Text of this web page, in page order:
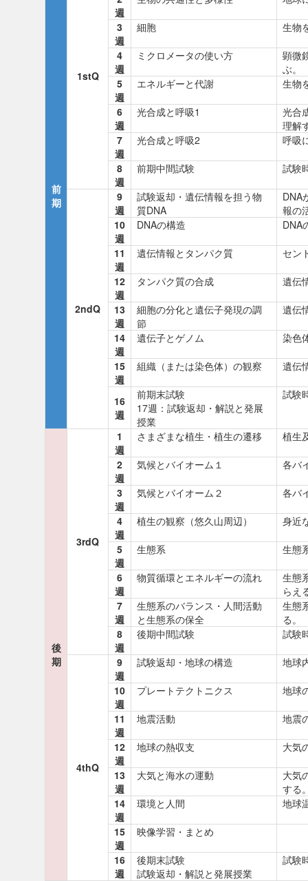
前
期
1stQ
週
3
週
細胞 生物
4
週
ミクロメータの使い方
顕微
ぶ。
5
週
エネルギーと代謝 生物
6
週
光合成と呼吸1
光合
理解
7
週
光合成と呼吸2 呼吸
8
週
前期中間試験 試験
2ndQ
9
週
試験返却・遺伝情報を担う物
質DNA
DNA
報の
10
週
DNAの構造 DNA
11
週
遺伝情報とタンパク質 セン
12
週
タンパク質の合成 遺伝
13
週
細胞の分化と遺伝子発現の調
節
遺伝
14
週
遺伝子とゲノム 染色
15
週
組織（または染色体）の観察 遺伝
16
週
前期末試験
17週：試験返却・解説と発展
授業
試験
後
期
3rdQ
1
週
さまざまな植生・植生の遷移 植生
2
週
気候とバイオーム１ 各バ
3
週
気候とバイオーム２ 各バ
4
週
植生の観察（悠久山周辺） 身近
5
週
生態系 生態
6
週
物質循環とエネルギーの流れ
生態
らえ
7
週
生態系のバランス・人間活動
と生態系の保全
生態
る。
8
週
後期中間試験 試験
4thQ
9
週
試験返却・地球の構造 地球
10
週
プレートテクトニクス 地球
11
週
地震活動 地震
12
週
地球の熱収支 大気
13
週
大気と海水の運動
大気
する
14
週
環境と人間 地球
15
週
映像学習・まとめ
16
週
後期末試験
試験返却・解説と発展授業
試験